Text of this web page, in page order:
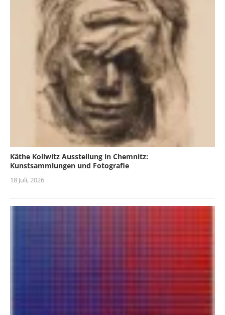
Käthe Kollwitz Ausstellung in Chemnitz:
Kunstsammlungen und Fotografie
18 Juli, 2026